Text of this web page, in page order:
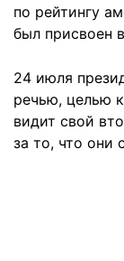
по рейтингу
был присвоен
24 июля
речью, целью
видит свой
за то, что они